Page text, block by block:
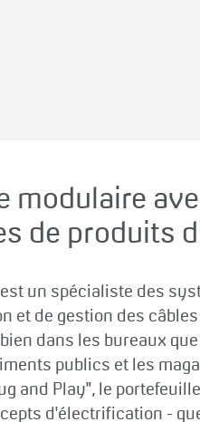
modulaire
de produits
est un spécialiste des
et de gestion des
dans les bureaux
publics et les
and Play", le
d'électrification -